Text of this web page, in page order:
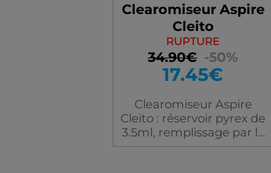
Clearomiseur Aspire
Cleito
RUPTURE
34.90€ -50%
17.45€
Clearomiseur Aspire
Cleito : réservoir pyrex de
3.5ml, remplissage par le
haut, airflow (flux d'air)